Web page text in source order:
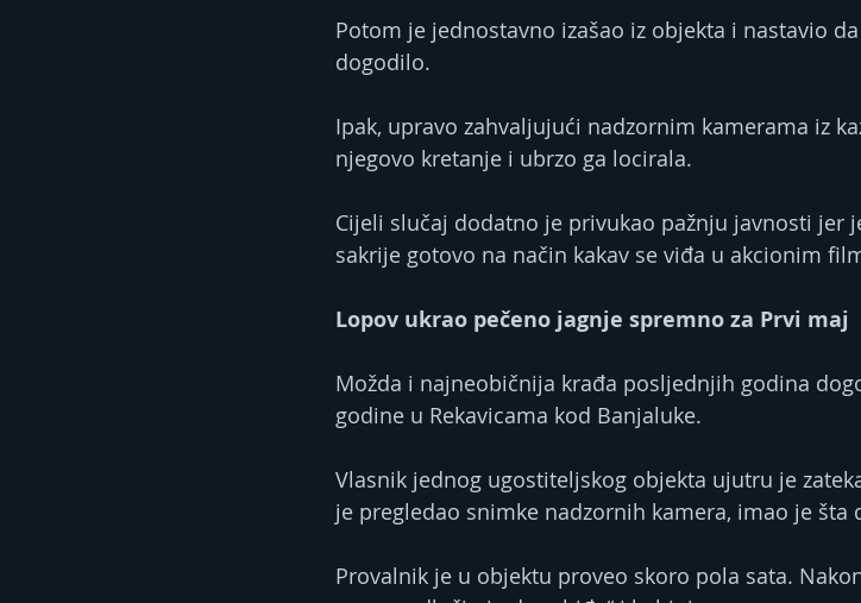
Potom je jednostavno izašao iz objekta i nastavio
dogodilo.
Ipak, upravo zahvaljujući nadzornim kamerama iz
njegovo kretanje i ubrzo ga locirala.
Cijeli slučaj dodatno je privukao pažnju javnosti jer
sakrije gotovo na način kakav se viđa u akcionim
Lopov ukrao pečeno jagnje spremno za Prvi maj
Možda i najneobičnija krađa posljednjih godina
godine u Rekavicama kod Banjaluke.
Vlasnik jednog ugostiteljskog objekta ujutru je
je pregledao snimke nadzornih kamera, imao je šta
Provalnik je u objektu proveo skoro pola sata.